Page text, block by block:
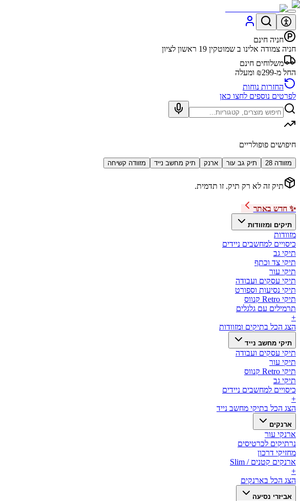
חניה חינם
חניה צמודה אלינו ב שמוטקין 19 ראשון לציון
משלוחים חינם
החל מ-₪299 ומעלה
החזרות נוחות
לפרטים נוספים לחצו כאן
חיפושים פופולריים
מזוודה 28 תיק גב עור ארנק תיק מחשב נייד מזוודה קשיחה
תיק זה לא רק תיק. זו תדמית.
✨ חדש באתר
תיקים ומזוודות
מזוודות
כיסויים למחשבים ניידים
תיקי גב
תיקי צד וכתף
תיקי עור
תיקי עסקים ועבודה
תיקי נסיעות וספורט
תיקי Retro קנווס
תרמילים עם גלגלים
+
הצג הכל בתיקים ומזוודות
תיקי מחשב נייד
תיקי עסקים ועבודה
תיקי עור
תיקי Retro קנווס
תיקי גב
כיסויים למחשבים ניידים
+
הצג הכל בתיקי מחשב נייד
ארנקים
ארנקי עור
נרתיקים לכרטיסים
מחזיקי דרכון
ארנקים קטנים / Slim
+
הצג הכל בארנקים
אביזרי נסיעה